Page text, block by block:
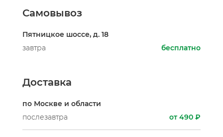
Самовывоз
Пятницкое шоссе, д. 18
завтра
бесплатно
Доставка
по Москве и области
послезавтра
от 490 ₽